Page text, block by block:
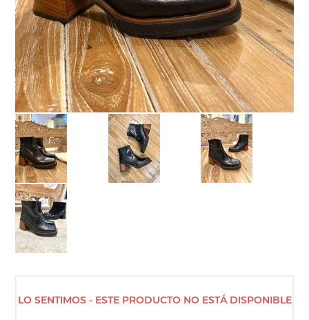
LO SENTIMOS - ESTE PRODUCTO NO ESTÁ DISPONIBLE